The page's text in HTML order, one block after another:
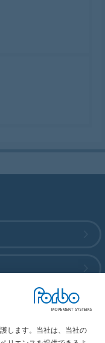
します。当社は、当社の